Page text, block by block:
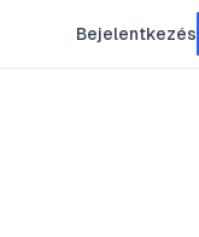
Bejelentkezés